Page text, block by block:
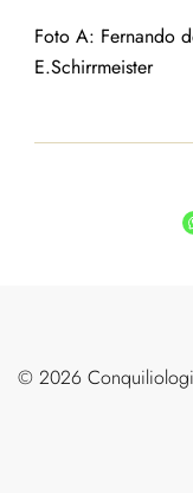
Foto A: Fernando
E.Schirrmeister
©️ 2026